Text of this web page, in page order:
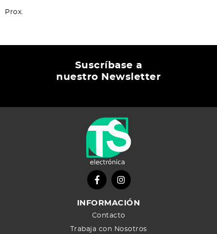
Prox.
Suscríbase a
nuestro Newsletter
INFORMACIÓN
Contacto
Trabaja con Nosotros